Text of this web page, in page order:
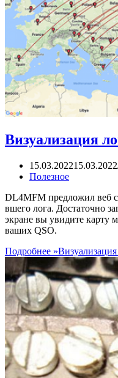
Визуализация
15.03.202215.03.2022
Полезное
DL4MFM предложил веб
вшего лога. Достаточно
экране вы увидите карту
ваших QSO.
Подробнее »